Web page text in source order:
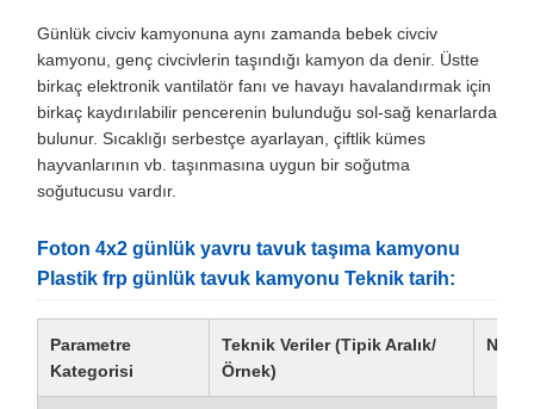
Günlük civciv kamyonuna aynı zamanda bebek civciv
kamyonu, genç civcivlerin taşındığı kamyon da denir. Üstte
birkaç elektronik vantilatör fanı ve havayı havalandırmak için
birkaç kaydırılabilir pencerenin bulunduğu sol-sağ kenarlarda
bulunur. Sıcaklığı serbestçe ayarlayan, çiftlik kümes
hayvanlarının vb. taşınmasına uygun bir soğutma
soğutucusu vardır.
Foton 4x2 günlük yavru tavuk taşıma kamyonu
Plastik frp günlük tavuk kamyonu Teknik tarih:
Parametre
Kategorisi
Teknik Veriler (Tipik Aralık/
Örnek)
Notlar